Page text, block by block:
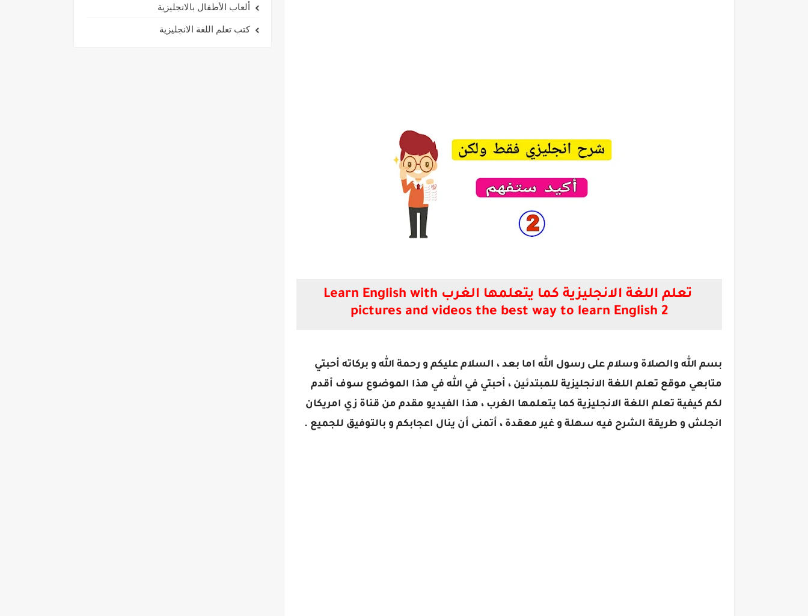
تعلم اللغة الانجليزية كما يتعلمها الغرب Learn English with
pictures and videos the best way to learn English 2
بسم الله والصلاة وسلام على رسول الله اما بعد ، السلام عليكم و رحمة الله و بركاته أحبتي
متابعي موقع تعلم اللغة الانجليزية للمبتدئين ، أحبتي في الله في هذا الموضوع سوف أقدم
لكم كيفية تعلم اللغة الانجليزية كما يتعلمها الغرب ، هذا الفيديو مقدم من قناة زي امريكان
انجلش و طريقة الشرح فيه سهلة و غير معقدة ، أتمنى أن ينال اعجابكم و بالتوفيق للجميع .
ألعاب الأطفال بالانجليزية
كتب تعلم اللغة الانجليزية